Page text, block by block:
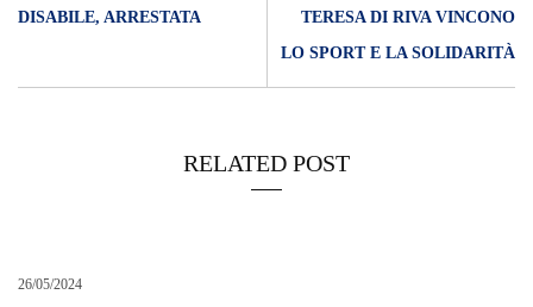
DISABILE, ARRESTATA
TERESA DI RIVA VINCONO
LO SPORT E LA SOLIDARITÀ
RELATED POST
26/05/2024